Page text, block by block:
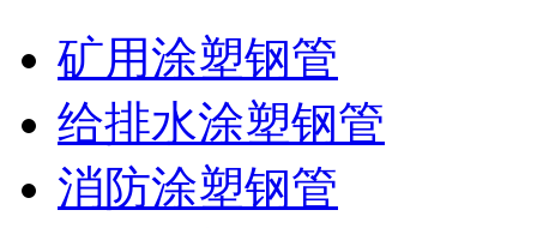
矿用涂塑钢管
给排水涂塑钢管
消防涂塑钢管